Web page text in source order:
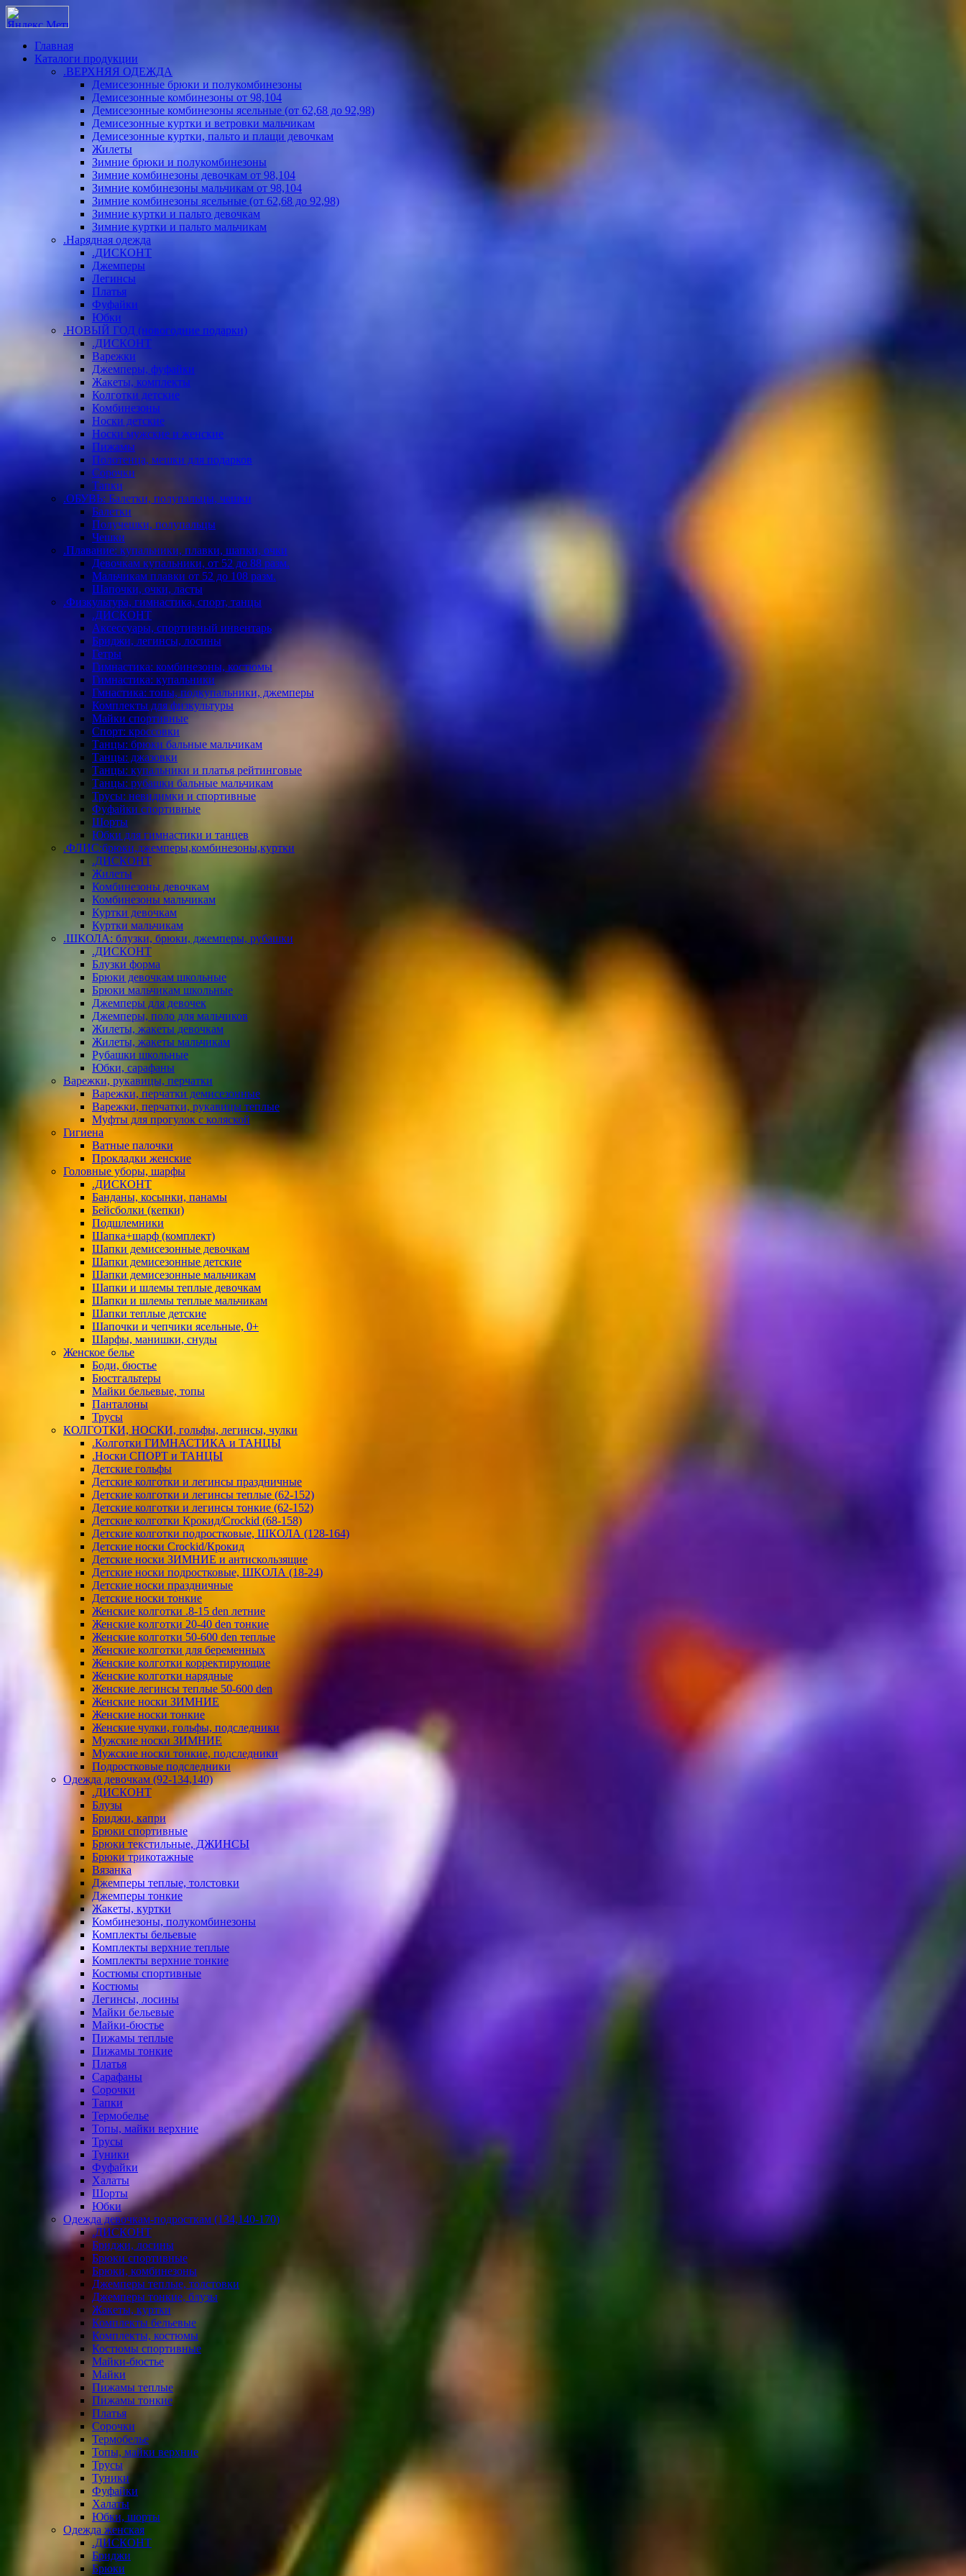
Главная
Каталоги продукции
.ВЕРХНЯЯ ОДЕЖДА
Демисезонные брюки и полукомбинезоны
Демисезонные комбинезоны от 98,104
Демисезонные комбинезоны ясельные (от 62,68 до 92,98)
Демисезонные куртки и ветровки мальчикам
Демисезонные куртки, пальто и плащи девочкам
Жилеты
Зимние брюки и полукомбинезоны
Зимние комбинезоны девочкам от 98,104
Зимние комбинезоны мальчикам от 98,104
Зимние комбинезоны ясельные (от 62,68 до 92,98)
Зимние куртки и пальто девочкам
Зимние куртки и пальто мальчикам
.Нарядная одежда
.ДИСКОНТ
Джемперы
Легинсы
Платья
Фуфайки
Юбки
.НОВЫЙ ГОД (новогодние подарки)
.ДИСКОНТ
Варежки
Джемперы, фуфайки
Жакеты, комплекты
Колготки детские
Комбинезоны
Носки детские
Носки мужские и женские
Пижамы
Полотенца, мешки для подарков
Сорочки
Тапки
.ОБУВЬ: Балетки, полупальцы, чешки
Балетки
Получешки, полупальцы
Чешки
.Плавание: купальники, плавки, шапки, очки
Девочкам купальники, от 52 до 88 разм.
Мальчикам плавки от 52 до 108 разм.
Шапочки, очки, ласты
.Физкультура, гимнастика, спорт, танцы
.ДИСКОНТ
Аксессуары, спортивный инвентарь
Бриджи, легинсы, лосины
Гетры
Гимнастика: комбинезоны, костюмы
Гимнастика: купальники
Гмнастика: топы, подкупальники, джемперы
Комплекты для физкультуры
Майки спортивные
Спорт: кроссовки
Танцы: брюки бальные мальчикам
Танцы: джазовки
Танцы: купальники и платья рейтинговые
Танцы: рубашки бальные мальчикам
Трусы: невидимки и спортивные
Фуфайки спортивные
Шорты
Юбки для гимнастики и танцев
.ФЛИС:брюки,джемперы,комбинезоны,куртки
.ДИСКОНТ
Жилеты
Комбинезоны девочкам
Комбинезоны мальчикам
Куртки девочкам
Куртки мальчикам
.ШКОЛА: блузки, брюки, джемперы, рубашки
.ДИСКОНТ
Блузки форма
Брюки девочкам школьные
Брюки мальчикам школьные
Джемперы для девочек
Джемперы, поло для мальчиков
Жилеты, жакеты девочкам
Жилеты, жакеты мальчикам
Рубашки школьные
Юбки, сарафаны
Варежки, рукавицы, перчатки
Варежки, перчатки демисезонные
Варежки, перчатки, рукавицы теплые
Муфты для прогулок с коляской
Гигиена
Ватные палочки
Прокладки женские
Головные уборы, шарфы
.ДИСКОНТ
Банданы, косынки, панамы
Бейсболки (кепки)
Подшлемники
Шапка+шарф (комплект)
Шапки демисезонные девочкам
Шапки демисезонные детские
Шапки демисезонные мальчикам
Шапки и шлемы теплые девочкам
Шапки и шлемы теплые мальчикам
Шапки теплые детские
Шапочки и чепчики ясельные, 0+
Шарфы, манишки, снуды
Женское белье
Боди, бюстье
Бюстгальтеры
Майки бельевые, топы
Панталоны
Трусы
КОЛГОТКИ, НОСКИ, гольфы, легинсы, чулки
.Колготки ГИМНАСТИКА и ТАНЦЫ
.Носки СПОРТ и ТАНЦЫ
Детские гольфы
Детские колготки и легинсы праздничные
Детские колготки и легинсы теплые (62-152)
Детские колготки и легинсы тонкие (62-152)
Детские колготки Крокид/Crockid (68-158)
Детские колготки подростковые, ШКОЛА (128-164)
Детские носки Crockid/Крокид
Детские носки ЗИМНИЕ и антискользящие
Детские носки подростковые, ШКОЛА (18-24)
Детские носки праздничные
Детские носки тонкие
Женские колготки .8-15 den летние
Женские колготки 20-40 den тонкие
Женские колготки 50-600 den теплые
Женские колготки для беременных
Женские колготки корректирующие
Женские колготки нарядные
Женские легинсы теплые 50-600 den
Женские носки ЗИМНИЕ
Женские носки тонкие
Женские чулки, гольфы, подследники
Мужские носки ЗИМНИЕ
Мужские носки тонкие, подследники
Подростковые подследники
Одежда девочкам (92-134,140)
.ДИСКОНТ
Блузы
Бриджи, капри
Брюки спортивные
Брюки текстильные, ДЖИНСЫ
Брюки трикотажные
Вязанка
Джемперы теплые, толстовки
Джемперы тонкие
Жакеты, куртки
Комбинезоны, полукомбинезоны
Комплекты бельевые
Комплекты верхние теплые
Комплекты верхние тонкие
Костюмы спортивные
Костюмы
Легинсы, лосины
Майки бельевые
Майки-бюстье
Пижамы теплые
Пижамы тонкие
Платья
Сарафаны
Сорочки
Тапки
Термобелье
Топы, майки верхние
Трусы
Туники
Фуфайки
Халаты
Шорты
Юбки
Одежда девочкам-подросткам (134,140-170)
.ДИСКОНТ
Бриджи, лосины
Брюки спортивные
Брюки, комбинезоны
Джемперы теплые, толстовки
Джемперы тонкие, блузы
Жакеты, куртки
Комплекты бельевые
Комплекты, костюмы
Костюмы спортивные
Майки-бюстье
Майки
Пижамы теплые
Пижамы тонкие
Платья
Сорочки
Термобелье
Топы, майки верхние
Трусы
Туники
Фуфайки
Халаты
Юбки, шорты
Одежда женская
.ДИСКОНТ
Бриджи
Брюки